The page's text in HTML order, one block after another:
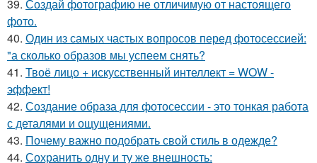
39. Создай фотографию не отличимую от настоящего
фото.
40. Один из самых частых вопросов перед фотосессией:
"а сколько образов мы успеем снять?
41. Твоё лицо + искусственный интеллект = WOW -
эффект!
42. Создание образа для фотосессии - это тонкая работа
с деталями и ощущениями.
43. Почему важно подобрать свой стиль в одежде?
44. Сохранить одну и ту же внешность: